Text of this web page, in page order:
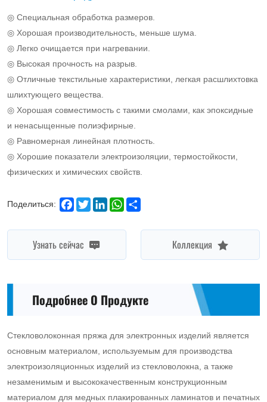
copper
clad
laminates
and
printed
circuit
boards.
◎ Специальная обработка размеров.
◎ Хорошая производительность, меньше шума.
◎ Легко очищается при нагревании.
◎ Высокая прочность на разрыв.
◎ Отличные текстильные характеристики, легкая расшлихтовка
шлихтующего вещества.
◎ Хорошая совместимость с такими смолами, как эпоксидные
и ненасыщенные полиэфирные.
◎ Равномерная линейная плотность.
◎ Хорошие показатели электроизоляции, термостойкости,
физических и химических свойств.
Поделиться: Facebook
TwitterLinkedInWhatsApp
Узнать сейчас Коллекция
Подробнее О Продукте
Стекловолоконная пряжа для электронных изделий является
основным материалом, используемым для производства
электроизоляционных изделий из стекловолокна, а также
незаменимым и высококачественным конструкционным
материалом для медных плакированных ламинатов и печатных